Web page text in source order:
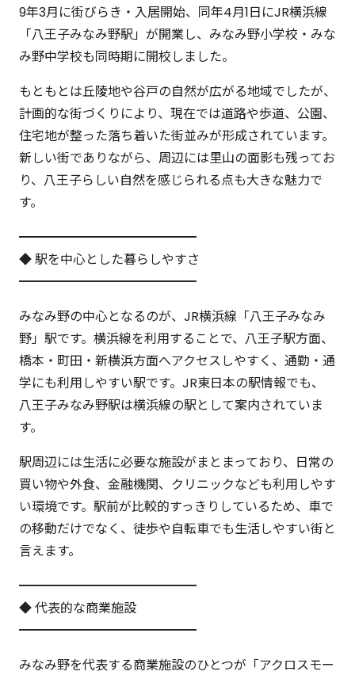
9年3月に街びらき・入居開始、同年4月1日にJR横浜線
「八王子みなみ野駅」が開業し、みなみ野小学校・みな
み野中学校も同時期に開校しました。
もともとは丘陵地や谷戸の自然が広がる地域でしたが、
計画的な街づくりにより、現在では道路や歩道、公園、
住宅地が整った落ち着いた街並みが形成されています。
新しい街でありながら、周辺には里山の面影も残ってお
り、八王子らしい自然を感じられる点も大きな魅力で
す。
━━━━━━━━━━━━━━
◆ 駅を中心とした暮らしやすさ
━━━━━━━━━━━━━━
みなみ野の中心となるのが、JR横浜線「八王子みなみ
野」駅です。横浜線を利用することで、八王子駅方面、
橋本・町田・新横浜方面へアクセスしやすく、通勤・通
学にも利用しやすい駅です。JR東日本の駅情報でも、
八王子みなみ野駅は横浜線の駅として案内されていま
す。
駅周辺には生活に必要な施設がまとまっており、日常の
買い物や外食、金融機関、クリニックなども利用しやす
い環境です。駅前が比較的すっきりしているため、車で
の移動だけでなく、徒歩や自転車でも生活しやすい街と
言えます。
━━━━━━━━━━━━━━
◆ 代表的な商業施設
━━━━━━━━━━━━━━
みなみ野を代表する商業施設のひとつが「アクロスモー